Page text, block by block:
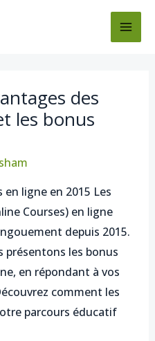
des
les bonus
en ligne en 2015 Les
Courses) en ligne
depuis 2015.
présentons les bonus
en répondant à vos
comment les
parcours éducatif